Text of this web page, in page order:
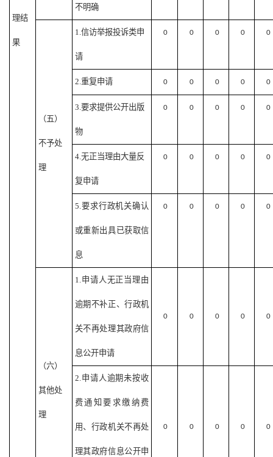
理结
果
不明确
（五）
不予处
理
1.信访举报投诉类申
请
0 0 0 0 0
2.重复申请 0 0 0 0 0
3.要求提供公开出版
物
0 0 0 0 0
4.无正当理由大量反
复申请
0 0 0 0 0
5.要求行政机关确认
或重新出具已获取信
息
0 0 0 0 0
（六）
其他处
理
1.申请人无正当理由
逾期不补正、行政机
关不再处理其政府信
息公开申请
0 0 0 0 0
2.申请人逾期未按收
费通知要求缴纳费
用、行政机关不再处
理其政府信息公开申
0 0 0 0 0